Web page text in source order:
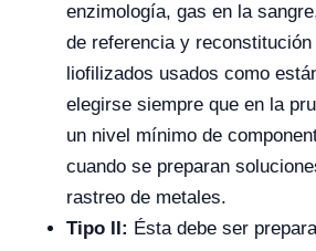
enzimología, gas en la
de referencia y
liofilizados usados como
elegirse siempre que en la
un nivel mínimo de
cuando se preparan
rastreo de metales.
Tipo II: Ésta debe ser